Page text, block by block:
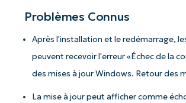
Problèmes Connus
Après l'installation et le redémarrage,
peuvent recevoir l'erreur «Échec de la
des mises à jour Windows. Retour des
La mise à jour peut afficher comme